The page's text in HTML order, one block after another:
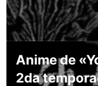
Anime de
2da